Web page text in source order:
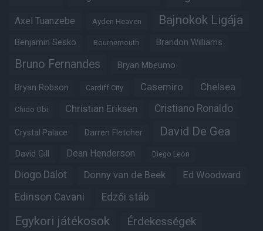
Axel Tuanzebe Ayden Heaven Bajnokok Ligája
Benjamin Sesko Bournemouth Brandon Williams
Bruno Fernandes Bryan Mbeumo
Bryan Robson Cardiff City Casemiro Chelsea
Chido Obi Christian Eriksen Cristiano Ronaldo
Crystal Palace Darren Fletcher David De Gea
David Gill Dean Henderson Diego Leon
Diogo Dalot Donny van de Beek Ed Woodward
Edinson Cavani Edzői stáb
Egykori játékosok Érdekességek